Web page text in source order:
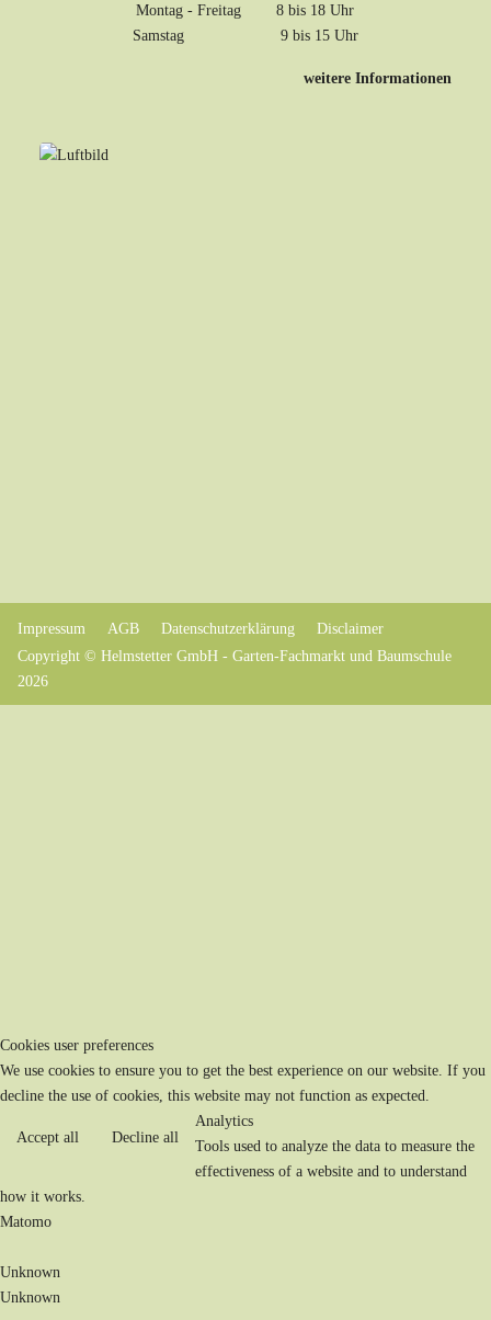
Montag - Freitag 8 bis 18 Uhr
Samstag 9 bis 15 Uhr
weitere Informationen
Impressum AGB Datenschutzerklärung
Disclaimer
Copyright © Helmstetter GmbH - Garten-Fachmarkt und Baumschule
2026
Cookies user preferences
We use cookies to ensure you to get the best experience on our website. If you
decline the use of cookies, this website may not function as expected.
Accept all Decline all
Analytics
Tools used to analyze the data to measure the
effectiveness of a website and to understand
how it works.
Matomo
Unknown
Unknown